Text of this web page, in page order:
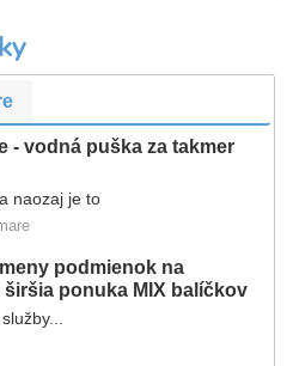
- vodná puška za takmer
naozaj je to
podmienok na
ponuka MIX balíčkov